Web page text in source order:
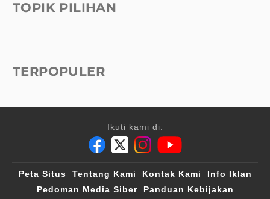
TOPIK PILIHAN
TERPOPULER
Ikuti kami di:
Peta Situs Tentang Kami Kontak Kami
Info Iklan
Pedoman Media Siber
Panduan Kebijakan